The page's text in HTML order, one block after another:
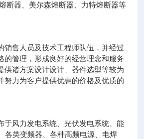
断器、美尔森熔断器、力特熔断器等
销售人员及技术工程师队伍，并经过
的管理，形成良好的经营理念和服务
供诸方案设计设计、器件选型等较为
努力为客户提供优惠的价格及优质的
于风力发电系统、光伏发电系统、能
各类变频器、各种高频电源、电焊